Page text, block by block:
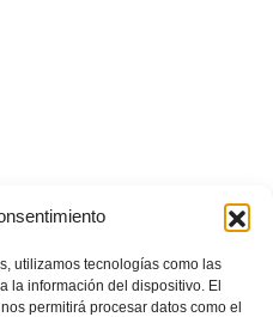
utilizamos tecnologías como las
la información del dispositivo. El
permitirá procesar datos como el